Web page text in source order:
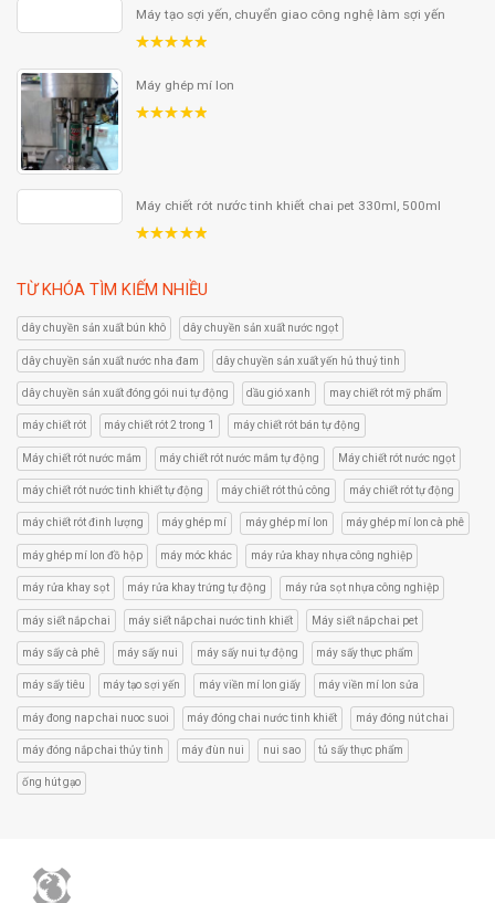
Máy tạo sợi yến, chuyển giao công nghệ làm sợi yến
Máy ghép mí lon
Máy chiết rót nước tinh khiết chai pet 330ml, 500ml
TỪ KHÓA TÌM KIẾM NHIỀU
dây chuyền sản xuất bún khô dây chuyền sản xuất nước ngọt
dây chuyền sản xuất nước nha đam dây chuyền sản xuất yến hủ thuỷ tinh
dây chuyền sản xuất đóng gói nui tự động dầu gió xanh may chiết rót mỹ phẩm
máy chiết rót máy chiết rót 2 trong 1 máy chiết rót bán tự động
Máy chiết rót nước mắm máy chiết rót nước mắm tự động Máy chiết rót nước ngọt
máy chiết rót nước tinh khiết tự động máy chiết rót thủ công máy chiết rót tự động
máy chiết rót đinh lượng máy ghép mí máy ghép mí lon máy ghép mí lon cà phê
máy ghép mí lon đồ hộp máy móc khác máy rửa khay nhựa công nghiệp
máy rửa khay sọt máy rửa khay trứng tự động máy rửa sọt nhựa công nghiệp
máy siết nắp chai máy siết nắp chai nước tinh khiết Máy siết nắp chai pet
máy sấy cà phê máy sấy nui máy sấy nui tự động máy sấy thực phẩm
máy sấy tiêu máy tạo sợi yến máy viền mí lon giấy máy viền mí lon sửa
máy đong nap chai nuoc suoi máy đóng chai nước tinh khiết máy đóng nút chai
máy đóng nắp chai thủy tinh máy đùn nui nui sao tủ sấy thực phẩm
ống hút gạo